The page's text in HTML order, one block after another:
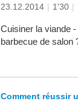
23.12.2014 | 1'30 |
Cuisiner la viande
barbecue de salon
Comment réussir